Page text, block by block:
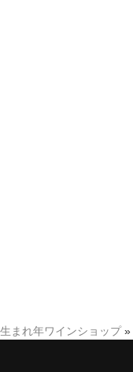
生まれ年ワインショップ»